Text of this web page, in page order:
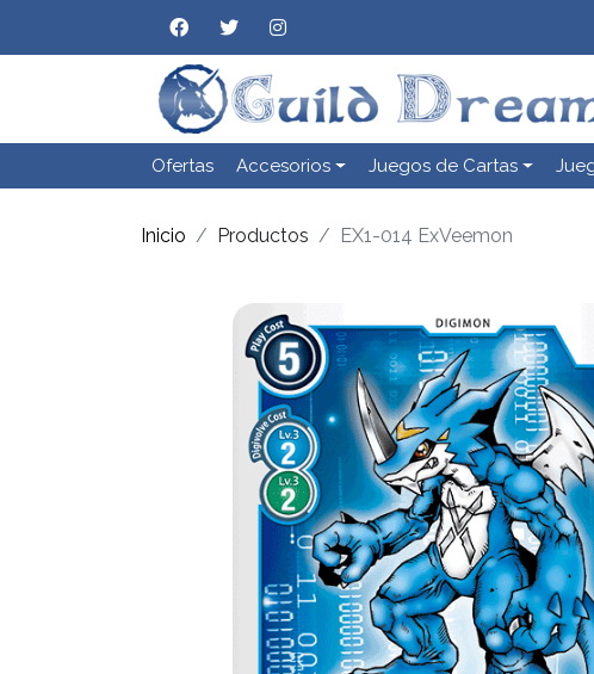
Ofertas Accesorios Juegos de Cartas
Inicio Productos EX1-014 ExVeemon